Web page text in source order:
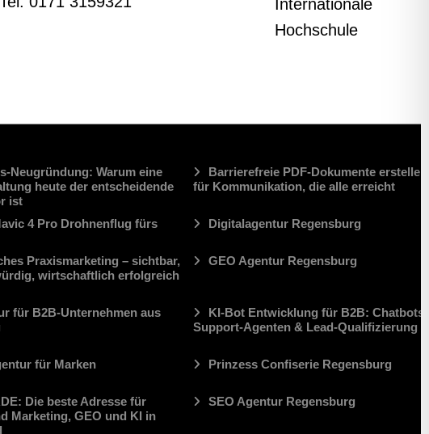
Neugründung: Warum eine
heute der entscheidende
ist
Barrierefreie PDF-Dokumente erstellen
für Kommunikation, die alle erreicht
4 Pro Drohnenflug fürs
Digitalagentur Regensburg
Praxismarketing – sichtbar,
wirtschaftlich erfolgreich
GEO Agentur Regensburg
für B2B-Unternehmen aus
KI-Bot Entwicklung für B2B: Chatbots,
Support-Agenten & Lead-Qualifizierung
für Marken Prinzess Confiserie Regensburg
Die beste Adresse für
Marketing, GEO und KI in
SEO Agentur Regensburg